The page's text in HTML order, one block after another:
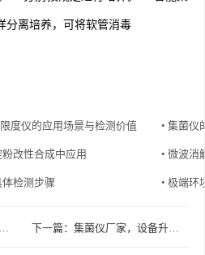
分离培养，可将软管消毒
度仪的应用场景与检测价值 • 集菌仪
改性合成中应用 • 微波消
检测步骤 • 极端环